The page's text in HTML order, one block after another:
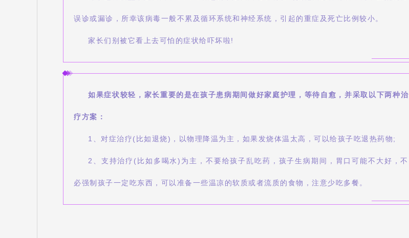
误诊或漏诊，所幸该病毒一般不累及循环系统和神经系统，引起的重症及死亡比例较小。
家长们别被它看上去可怕的症状给吓坏啦!
如果症状较轻，家长重要的是在孩子患病期间做好家庭护理，等待自愈，并采取以下两种治
疗方案：
1、对症治疗(比如退烧)，以物理降温为主，如果发烧体温太高，可以给孩子吃退热药物;
2、支持治疗(比如多喝水)为主，不要给孩子乱吃药，孩子生病期间，胃口可能不大好，不
必强制孩子一定吃东西，可以准备一些温凉的软质或者流质的食物，注意少吃多餐。